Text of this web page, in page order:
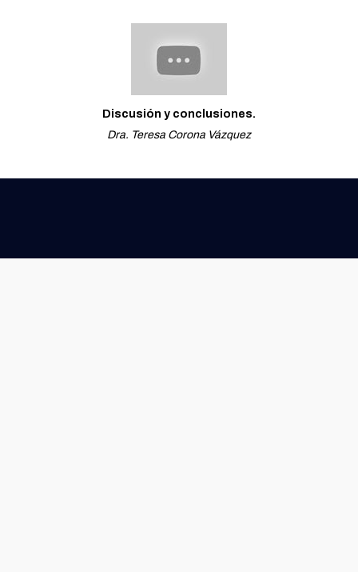
Discusión y conclusiones.
Dra. Teresa Corona Vázquez